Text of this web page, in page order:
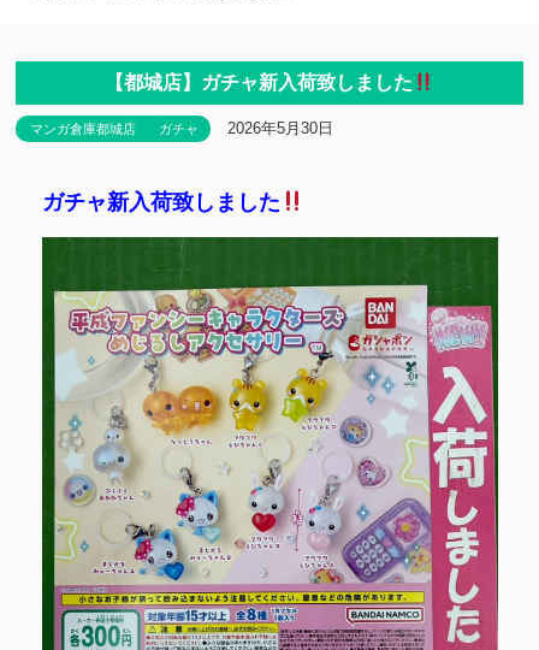
【都城店】ガチャ新入荷致しました
マンガ倉庫都城店 ガチャ 2026年5月30日
ガチャ新入荷致しました